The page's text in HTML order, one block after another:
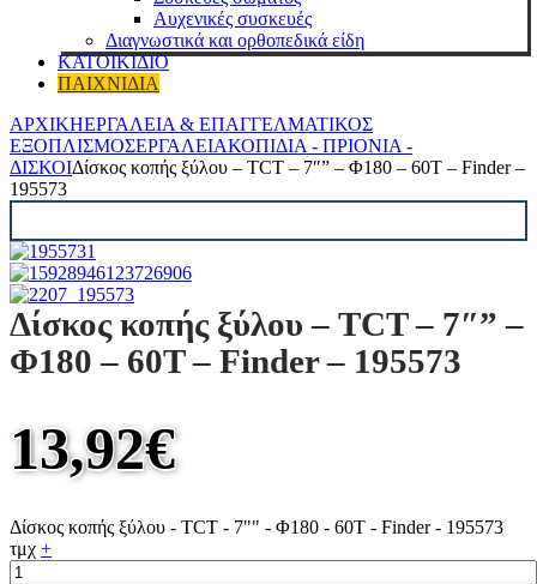
Αυχενικές συσκευές
Διαγνωστικά και ορθοπεδικά είδη
ΚΑΤΟΙΚΙΔΙΟ
ΠΑΙΧΝΙΔΙΑ
ΑΡΧΙΚΗΕΡΓΑΛΕΙΑ & ΕΠΑΓΓΕΛΜΑΤΙΚΟΣ
ΕΞΟΠΛΙΣΜΟΣΕΡΓΑΛΕΊΑΚΟΠΊΔΙΑ - ΠΡΙΌΝΙΑ -
ΔΊΣΚΟΙΔίσκος κοπής ξύλου – TCT – 7″” – Φ180 – 60T – Finder –
195573
Δίσκος κοπής ξύλου – TCT – 7″” –
Φ180 – 60T – Finder – 195573
13,92€
Δίσκος κοπής ξύλου - TCT - 7"" - Φ180 - 60T - Finder - 195573
τμχ +